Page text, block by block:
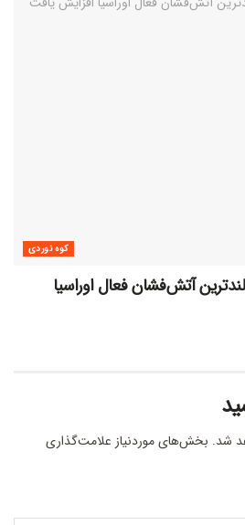
کوه نوردی
آتش‌فشان فعال اوراسیا
شد. بخش‌های موردنیاز علامت‌گذاری